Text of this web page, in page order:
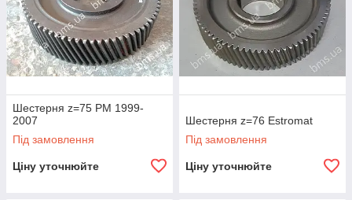
Шестерня z=75 PM 1999-
2007
Під замовлення
Ціну уточнюйте
Шестерня z=76 Estromat
Під замовлення
Ціну уточнюйте